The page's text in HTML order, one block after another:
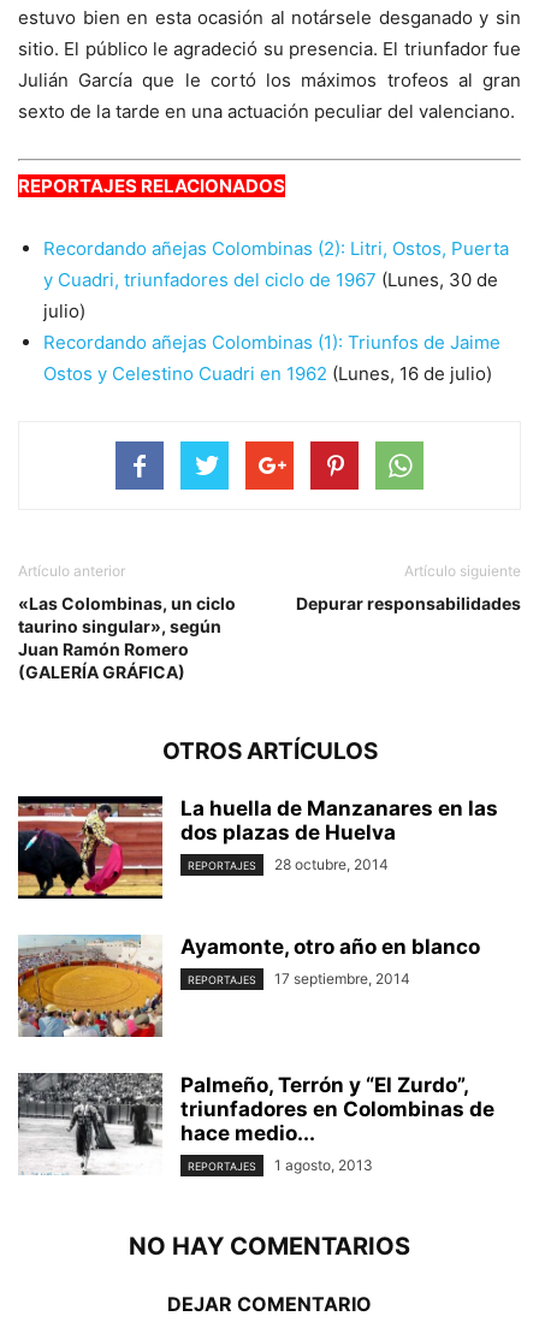
estuvo bien en esta ocasión al notársele desganado y sin
sitio. El público le agradeció su presencia. El triunfador fue
Julián García que le cortó los máximos trofeos al gran
sexto de la tarde en una actuación peculiar del valenciano.
REPORTAJES RELACIONADOS
Recordando añejas Colombinas (2): Litri, Ostos, Puerta
y Cuadri, triunfadores del ciclo de 1967 (Lunes, 30 de
julio)
Recordando añejas Colombinas (1): Triunfos de Jaime
Ostos y Celestino Cuadri en 1962 (Lunes, 16 de julio)
Artículo anterior
«Las Colombinas, un ciclo
taurino singular», según
Juan Ramón Romero
(GALERÍA GRÁFICA)
Artículo siguiente
Depurar responsabilidades
OTROS ARTÍCULOS
La huella de Manzanares en las
dos plazas de Huelva
REPORTAJES 28 octubre, 2014
Ayamonte, otro año en blanco
REPORTAJES 17 septiembre, 2014
Palmeño, Terrón y “El Zurdo”,
triunfadores en Colombinas de
hace medio...
REPORTAJES 1 agosto, 2013
NO HAY COMENTARIOS
DEJAR COMENTARIO